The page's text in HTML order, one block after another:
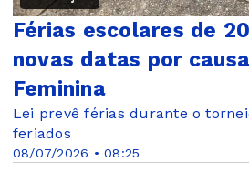
08/07/2026 • 08:25
Férias escolares de
novas datas por
Feminina
Lei prevê férias durante o
feriados